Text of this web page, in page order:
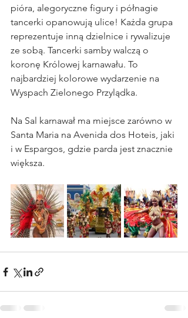
pióra, alegoryczne figury i półnagie
tancerki opanowują ulice! Każda grupa
reprezentuje inną dzielnice i rywalizuje
ze sobą. Tancerki samby walczą o
koronę Królowej karnawału. To
najbardziej kolorowe wydarzenie na
Wyspach Zielonego Przylądka.
Na Sal karnawał ma miejsce zarówno w
Santa Maria na Avenida dos Hoteis, jaki
i w Espargos, gdzie parda jest znacznie
większa.